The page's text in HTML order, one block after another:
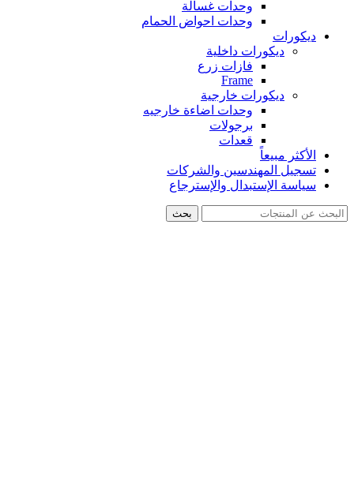
وحدات غسالة
وحدات احواض الحمام
ديكورات
ديكورات داخلية
فازات زرع
Frame
ديكورات خارجية
وحدات اضاءة خارجيه
برجولات
قعدات
الأكثر مبيعاً
تسجيل المهندسين والشركات
سياسة الإستبدال والإسترجاع
بحث